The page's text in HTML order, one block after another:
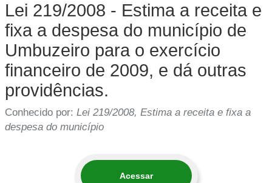
Lei 219/2008 - Estima a receita e
fixa a despesa do município de
Umbuzeiro para o exercício
financeiro de 2009, e dá outras
providências.
Conhecido por: Lei 219/2008, Estima a receita e fixa a
despesa do município
Acessar